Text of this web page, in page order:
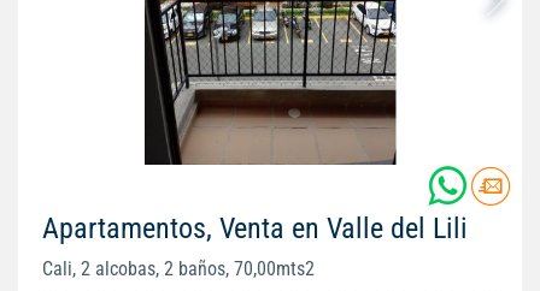
Apartamentos, Venta en Valle del Lili
Cali, 2 alcobas, 2 baños, 70,00mts2